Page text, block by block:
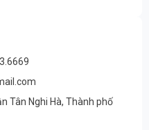
Tân Nghi Hà, Thành phố